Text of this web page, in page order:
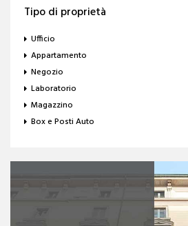
Tipo di proprietà
Ufficio
Appartamento
Negozio
Laboratorio
Magazzino
Box e Posti Auto